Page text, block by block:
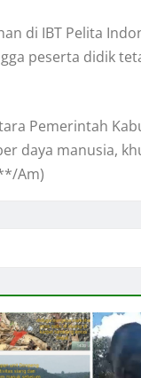
di IBT Pelita
peserta didik
Pemerintah
daya manusia,
Am)